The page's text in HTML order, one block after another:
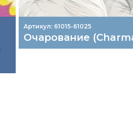
Артикул: 61015-61025
Очарование